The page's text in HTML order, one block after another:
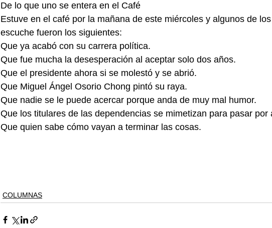
De lo que uno se entera en el Café
Estuve en el café por la mañana de este miércoles y algunos de
escuche fueron los siguientes:
Que ya acabó con su carrera política.
Que fue mucha la desesperación al aceptar solo dos años.
Que el presidente ahora si se molestó y se abrió.
Que Miguel Ángel Osorio Chong pintó su raya.
Que nadie se le puede acercar porque anda de muy mal humor.
Que los titulares de las dependencias se mimetizan para pasar por
Que quien sabe cómo vayan a terminar las cosas.
COLUMNAS